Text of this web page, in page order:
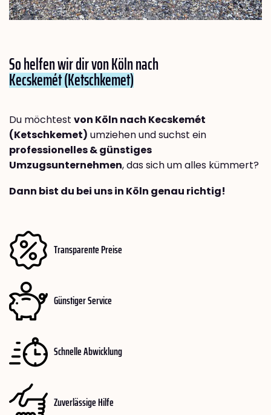
So helfen wir dir von Köln nach
Kecskemét (Ketschkemet)
Du möchtest von Köln nach Kecskemét
(Ketschkemet) umziehen und suchst ein
professionelles & günstiges
Umzugsunternehmen, das sich um alles kümmert?
Dann bist du bei uns in Köln genau richtig!
Transparente Preise
Günstiger Service
Schnelle Abwicklung
Zuverlässige Hilfe